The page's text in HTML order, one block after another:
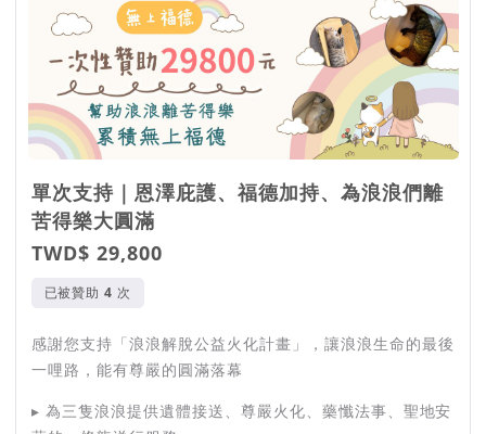
單次支持｜恩澤庇護、福德加持、為浪浪們離
苦得樂大圓滿
TWD$ 29,800
已被贊助 次
感謝您支持「浪浪解脫公益火化計畫」，讓浪浪生命的最後
一哩路，能有尊嚴的圓滿落幕
▸ 為三隻浪浪提供遺體接送、尊嚴火化、藥懺法事、聖地安